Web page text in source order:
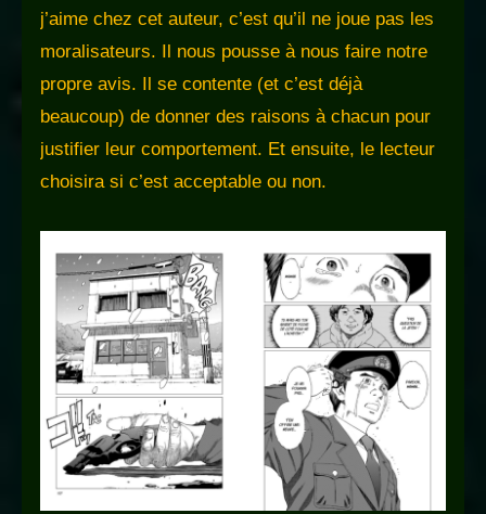
j’aime chez cet auteur, c’est qu’il ne joue pas les
moralisateurs. Il nous pousse à nous faire notre
propre avis. Il se contente (et c’est déjà
beaucoup) de donner des raisons à chacun pour
justifier leur comportement. Et ensuite, le lecteur
choisira si c’est acceptable ou non.